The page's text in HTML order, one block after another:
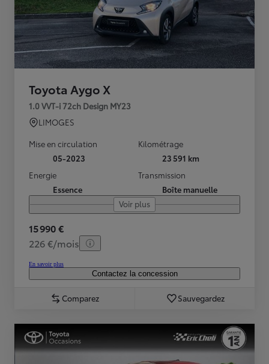
Toyota Aygo X
1.0 VVT-i 72ch Design MY23
LIMOGES
Mise en circulation
05-2023
Kilométrage
23 591 km
Energie
Essence
Transmission
Boîte manuelle
Voir plus
15 990 €
226 €/mois
En savoir plus
Contactez la concession
Comparez Sauvegardez